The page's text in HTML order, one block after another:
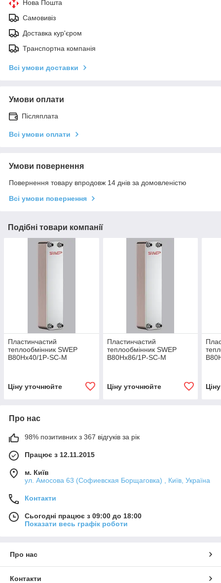
Нова Пошта
Самовивіз
Доставка кур'єром
Транспортна компанія
Всі умови доставки
Умови оплати
Післяплата
Всі умови оплати
Умови повернення
Повернення товару впродовж 14 днів за домовленістю
Всі умови повернення
Подібні товари компанії
Пластинчастий
теплообмінник SWEP
B80Hx40/1P-SC-M
Ціну уточнюйте
Пластинчастий
теплообмінник SWEP
B80Hx86/1P-SC-M
Ціну уточнюйте
Про нас
98% позитивних з 367 відгуків за рік
Працює з 12.11.2015
м. Київ
ул. Амосова 63 (Софиевская Борщаговка) , Київ, Україна
Контакти
Сьогодні працює з 09:00 до 18:00
Показати весь графік роботи
Про нас
Контакти